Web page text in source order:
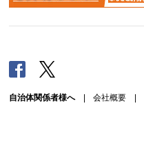
Facebook
自治体関係者様へ| 会社概要